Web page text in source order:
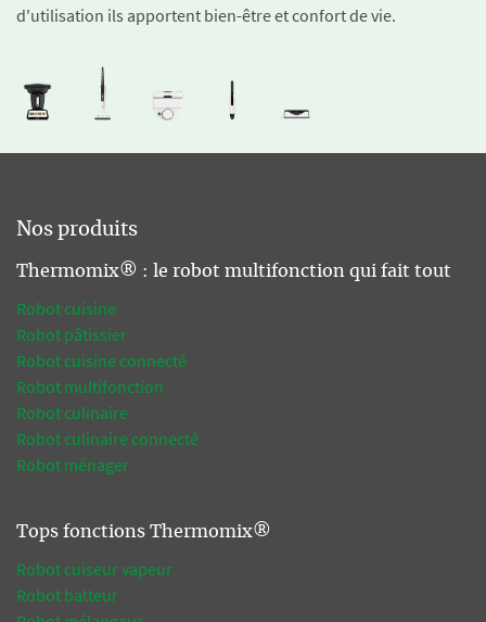
d'utilisation ils apportent bien-être et confort de vie.
Nos produits
Thermomix® : le robot multifonction qui fait tout
Robot cuisine
Robot pâtissier
Robot cuisine connecté
Robot multifonction
Robot culinaire
Robot culinaire connecté
Robot ménager
Tops fonctions Thermomix®
Robot cuiseur vapeur
Robot batteur